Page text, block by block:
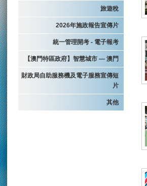
旅遊稅
2026年施政報告宣傳片
統一管理開考 - 電子報考
【澳門特區政府】智慧城市 — 澳門
財政局自助服務機及電子服務宣傳短
片
其他